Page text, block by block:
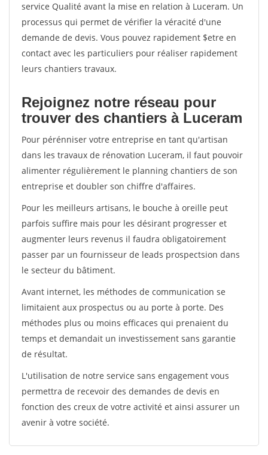
service Qualité avant la mise en relation à Luceram. Un
processus qui permet de vérifier la véracité d'une
demande de devis. Vous pouvez rapidement $etre en
contact avec les particuliers pour réaliser rapidement
leurs chantiers travaux.
Rejoignez notre réseau pour
trouver des chantiers à Luceram
Pour pérénniser votre entreprise en tant qu'artisan
dans les travaux de rénovation Luceram, il faut pouvoir
alimenter régulièrement le planning chantiers de son
entreprise et doubler son chiffre d'affaires.
Pour les meilleurs artisans, le bouche à oreille peut
parfois suffire mais pour les désirant progresser et
augmenter leurs revenus il faudra obligatoirement
passer par un fournisseur de leads prospectsion dans
le secteur du bâtiment.
Avant internet, les méthodes de communication se
limitaient aux prospectus ou au porte à porte. Des
méthodes plus ou moins efficaces qui prenaient du
temps et demandait un investissement sans garantie
de résultat.
L'utilisation de notre service sans engagement vous
permettra de recevoir des demandes de devis en
fonction des creux de votre activité et ainsi assurer un
avenir à votre société.